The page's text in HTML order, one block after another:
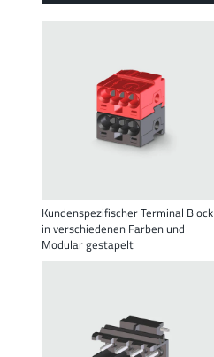
Kundenspezifischer Terminal Block
in verschiedenen Farben und
Modular gestapelt